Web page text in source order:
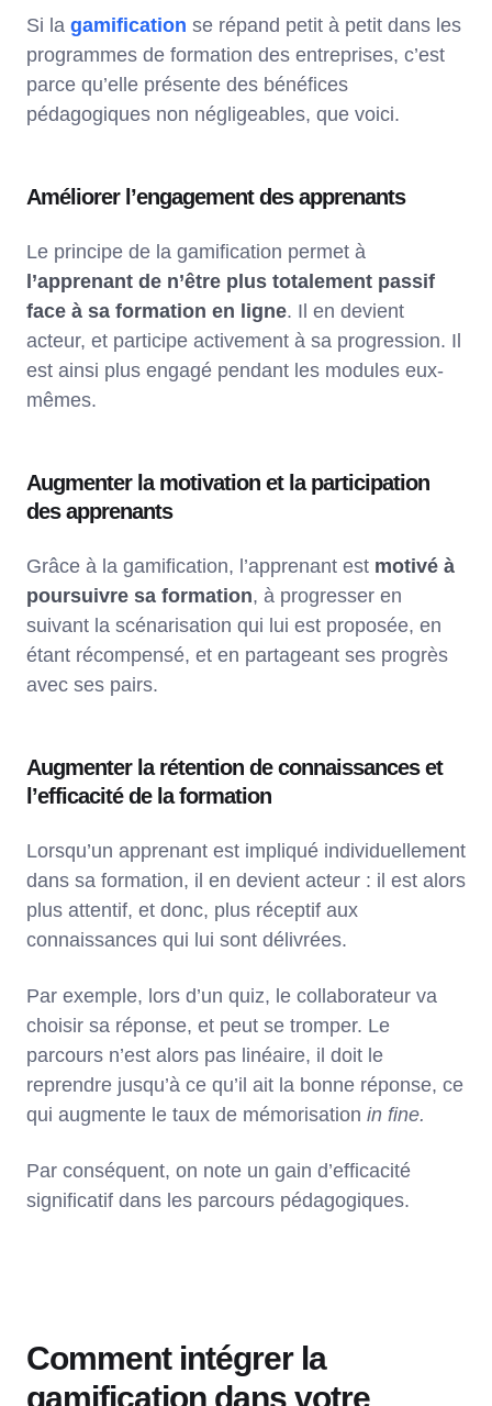
Si la gamification se répand petit à petit dans les
programmes de formation des entreprises, c’est
parce qu’elle présente des bénéfices
pédagogiques non négligeables, que voici.
Améliorer l’engagement des apprenants
Le principe de la gamification permet à
l’apprenant de n’être plus totalement passif
face à sa formation en ligne. Il en devient
acteur, et participe activement à sa progression. Il
est ainsi plus engagé pendant les modules eux-
mêmes.
Augmenter la motivation et la participation
des apprenants
Grâce à la gamification, l’apprenant est motivé à
poursuivre sa formation, à progresser en
suivant la scénarisation qui lui est proposée, en
étant récompensé, et en partageant ses progrès
avec ses pairs.
Augmenter la rétention de connaissances et
l’efficacité de la formation
Lorsqu’un apprenant est impliqué individuellement
dans sa formation, il en devient acteur : il est alors
plus attentif, et donc, plus réceptif aux
connaissances qui lui sont délivrées.
Par exemple, lors d’un quiz, le collaborateur va
choisir sa réponse, et peut se tromper. Le
parcours n’est alors pas linéaire, il doit le
reprendre jusqu’à ce qu’il ait la bonne réponse, ce
qui augmente le taux de mémorisation in fine.
Par conséquent, on note un gain d’efficacité
significatif dans les parcours pédagogiques.
Comment intégrer la
gamification dans votre